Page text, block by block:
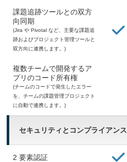
課題追跡ツールとの双方
向同期
(Jira や Pivotal など、主要な課題追
跡およびプロジェクト管理ツールと
双方向に連携します。)
複数チームで開発するア
プリのコード所有権
(チームのコードで発生したエラー
を、チームの課題管理プロジェクト
に自動で連携します。)
セキュリティとコンプライアンス
2 要素認証